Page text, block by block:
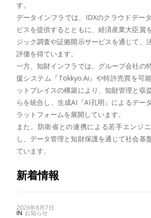
す。
データインフラでは、IDXのクラウドデー
ビスを提供するとともに、経済産業大臣賞
ジック調査や証拠開示サービスを通じて、
評価を得ています。
一方、知財インフラでは、グループ会社の
援システム『Tokkyo.Ai』や特許売買を可
ットプレイスの構築により、知財管理と収
らを統合し、生成AI『AI孔明』によるデー
ラットフォームを展開しています。
また、防衛省との連携による若手エンジ
し、データ管理と知財保護を通じて社会基
ています。
新着情報
2026年8月7日
IN お知らせ